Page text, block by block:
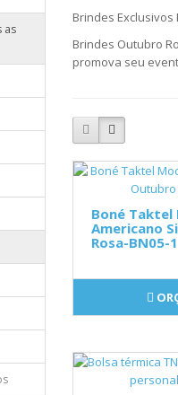
as
Brindes
Brindes Outubro
promova seu
Boné Taktel
Americano
Rosa-BN05-1